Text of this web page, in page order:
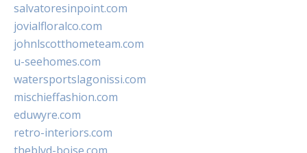
salvatoresinpoint.com
jovialfloralco.com
johnlscotthometeam.com
u-seehomes.com
watersportslagonissi.com
mischieffashion.com
eduwyre.com
retro-interiors.com